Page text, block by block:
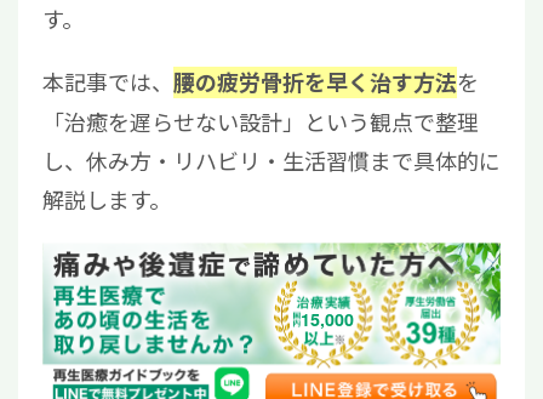
す。
本記事では、 腰の疲労骨折を早く治す方法を
「治癒を遅らせない設計」という観点で整理
し、休み方・リハビリ・生活習慣まで具体的に
解説します。
15,000